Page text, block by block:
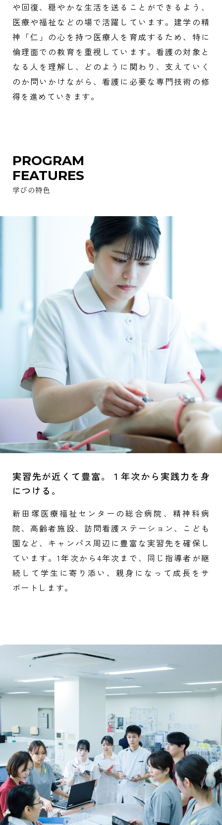
大学院
や回復、穏やかな生活を送ることができるよう、
医療や福祉などの場で活躍しています。建学の精
神「仁」の心を持つ医療人を育成するため、特に
倫理面での教育を重視しています。看護の対象と
なる人を理解し、どのように関わり、支えていく
のか問いかけながら、看護に必要な専門技術の修
得を進めていきます。
PROGRAM
FEATURES
学びの特色
実習先が近くて豊富。１年次から実践力を身
につける。
新田塚医療福祉センターの総合病院、精神科病
院、高齢者施設、訪問看護ステーション、こども
園など、キャンパス周辺に豊富な実習先を確保し
ています。1年次から4年次まで、同じ指導者が継
続して学生に寄り添い、親身になって成長をサ
ポートします。